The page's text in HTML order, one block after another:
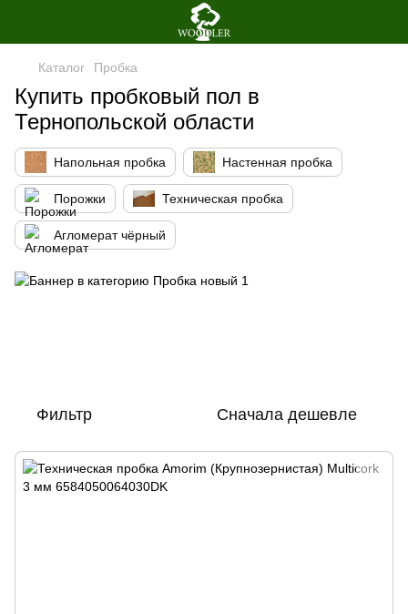
Каталог Пробка
Купить пробковый пол в
Тернопольской области
Напольная пробка Настенная пробка
Порожки Техническая пробка
Агломерат чёрный
Фильтр Сначала дешевле